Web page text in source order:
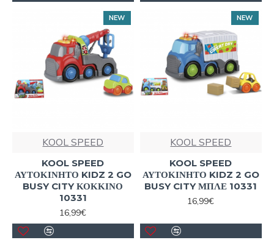
NEW
KOOL SPEED
KOOL SPEED
ΑΥΤΟΚΙΝΗΤΟ KIDZ 2 GO
BUSY CITY ΚΟΚΚΙΝΟ
10331
16,99€
NEW
KOOL SPEED
KOOL SPEED
ΑΥΤΟΚΙΝΗΤΟ KIDZ 2 GO
BUSY CITY ΜΠΛΕ 10331
16,99€